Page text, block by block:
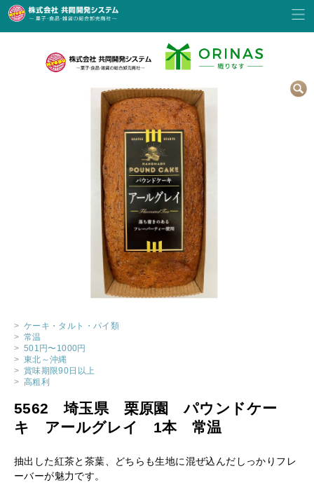
> ケーキ・タルト・パイ類
> 常温
> 501円〜1000円
> 東北～沖縄
> 賞味期限90日以上
> 高粗利
5562 埼玉県 栗原園 パウンドケー
キ アールグレイ 1本 常温
抽出した紅茶と茶葉、どちらも生地に混ぜ込んだしっかりフレ
ーバーが魅力です。